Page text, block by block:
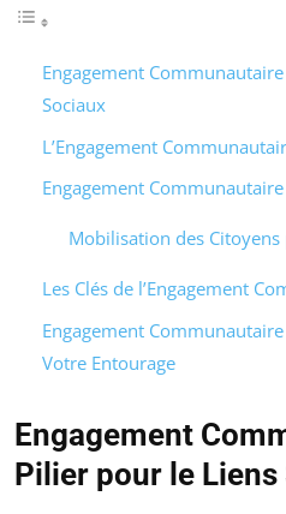
Engagement
Sociaux
L’Engagement
Engagement
Mobilisation des
Les Clés de l’Engagement
Engagement
Votre Entourage
Engagement
Pilier pour le Liens